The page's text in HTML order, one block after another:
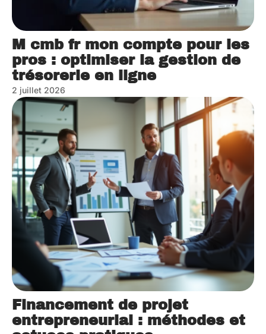
M cmb fr mon compte pour les
pros : optimiser la gestion de
trésorerie en ligne
2 juillet 2026
Financement de projet
entrepreneurial : méthodes et